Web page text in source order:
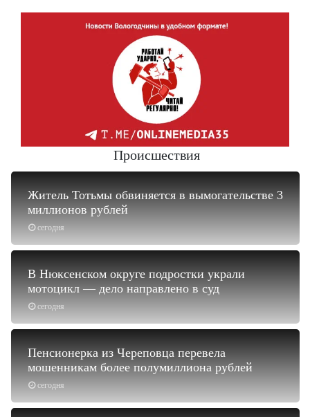
Происшествия
сегодня
Житель Тотьмы обвиняется в вымогательстве 3
миллионов рублей
сегодня
В Нюксенском округе подростки украли
мотоцикл — дело направлено в суд
сегодня
Пенсионерка из Череповца перевела
мошенникам более полумиллиона рублей